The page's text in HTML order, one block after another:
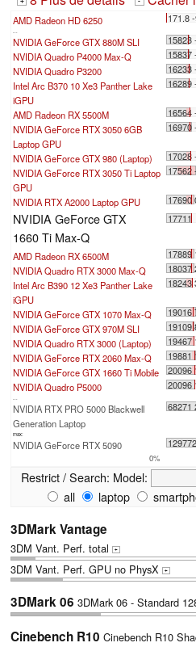
AMD Radeon HD 6250 171.8
...
NVIDIA GeForce GTX 880M SLI
15823
NVIDIA Quadro P4000 Max-Q
15837
NVIDIA Quadro P3200
16233
Intel Arc B370 10 Xe3 Panther Lake
iGPU
16289
AMD Radeon RX 5500M
16564
NVIDIA GeForce RTX 3050 6GB
Laptop GPU
16970
NVIDIA GeForce GTX 980 (Laptop)
17028
NVIDIA GeForce RTX 3050 Ti Laptop
GPU
17562
NVIDIA RTX A2000 Laptop GPU 17690
NVIDIA GeForce GTX
1660 Ti Max-Q
17711
AMD Radeon RX 6500M
17889
NVIDIA Quadro RTX 3000 Max-Q
18037
Intel Arc B390 12 Xe3 Panther Lake
iGPU
18243
NVIDIA GeForce GTX 1070 Max-Q
19016
NVIDIA GeForce GTX 970M SLI
19109
NVIDIA Quadro RTX 3000 (Laptop)
19467
NVIDIA GeForce RTX 2060 Max-Q
19881
NVIDIA GeForce GTX 1660 Ti Mobile
20096
NVIDIA Quadro P5000
20096
...
NVIDIA RTX PRO 5000 Blackwell
Generation Laptop
68271
max:
NVIDIA GeForce RTX 5090
0%
Restrict / Search: Model:
all
laptop
3DMark Vantage
3DM Vant. Perf. total +
3DM Vant. Perf. GPU no PhysX +
3DMark 06 3DMark 06 - Standard
Cinebench R10 Cinebench R10